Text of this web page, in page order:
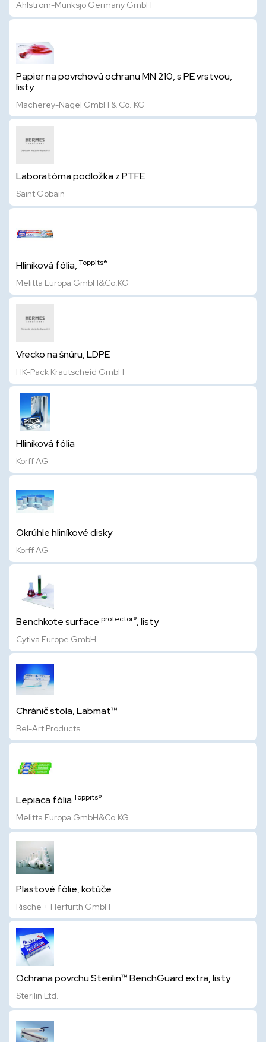
Ahlstrom-Munksjö Germany GmbH
Papier na povrchovú ochranu MN 210, s PE vrstvou,
listy
Macherey-Nagel GmbH & Co. KG
Laboratórna podložka z PTFE
Saint Gobain
Hliníková fólia, Toppits®
Melitta Europa GmbH&Co.KG
Vrecko na šnúru, LDPE
HK-Pack Krautscheid GmbH
Hliníková fólia
Korff AG
Okrúhle hliníkové disky
Korff AG
Benchkote surface protector®, listy
Cytiva Europe GmbH
Chránič stola, Labmat™
Bel-Art Products
Lepiaca fólia Toppits®
Melitta Europa GmbH&Co.KG
Plastové fólie, kotúče
Rische + Herfurth GmbH
Ochrana povrchu Sterilin™ BenchGuard extra, listy
Sterilin Ltd.